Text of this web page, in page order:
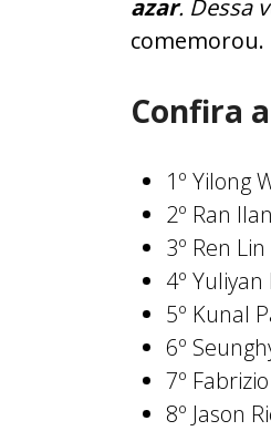
azar. Dessa
comemorou.
Confira
1º Yilong
2º Ran
3º Ren
4º
5º Kunal
6º
7º
8º Jason